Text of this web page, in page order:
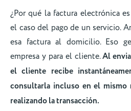
¿Por qué la factura electrónica
el caso del pago de un servicio.
esa factura al domicilio. Eso
empresa y para el cliente.Al
el cliente recibe
consultarla incluso en el mismo
realizando la transacción.